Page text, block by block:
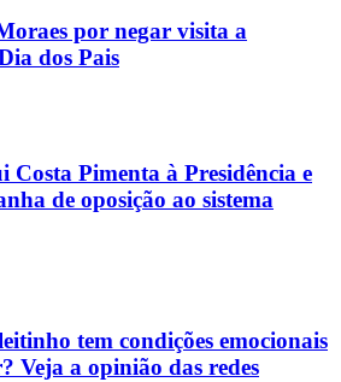
por negar visita a
dos Pais
Costa Pimenta à Presidência e
de oposição ao sistema
tem condições emocionais
Veja a opinião das redes